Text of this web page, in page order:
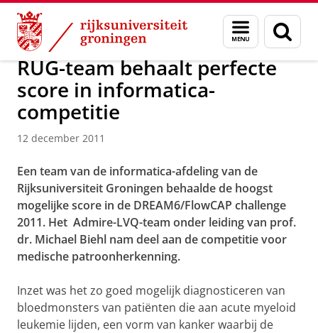
Skip
Content
Skip
Navigation
Menu
en
zoeken
Over ons Actueel Nieuws Nieuwsberichten
RUG-team behaalt perfecte
score in informatica-
competitie
12 december 2011
Een team van de informatica-afdeling van de
Rijksuniversiteit Groningen behaalde de hoogst
mogelijke score in de DREAM6/FlowCAP challenge
2011. Het Admire-LVQ-team onder leiding van prof.
dr. Michael Biehl nam deel aan de competitie voor
medische patroonherkenning.
Inzet was het zo goed mogelijk diagnosticeren van
bloedmonsters van patiënten die aan acute myeloid
leukemie lijden, een vorm van kanker waarbij de